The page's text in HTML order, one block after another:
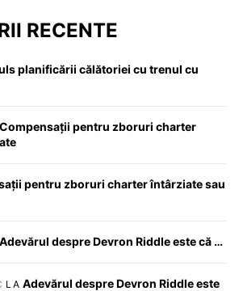
RECENTE
planificării călătoriei cu trenul cu
Compensații pentru zboruri charter
pentru zboruri charter întârziate sau
Adevărul despre Devron Riddle este că …
LA Adevărul despre Devron Riddle este